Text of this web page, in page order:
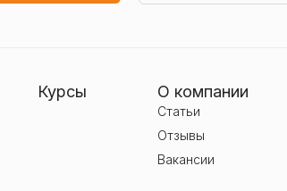
Курсы О компании
Статьи
Отзывы
Вакансии